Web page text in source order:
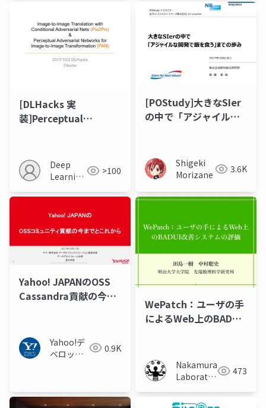
[DLHacks 実
装]Perceptual
to-Image
Transformation
Deep
Learning
>100
[POStudy]大きなSIer
の中で「アジャイルな
Shigeki
Morizane
3.6K
Yahoo! JAPANのOSS
Cassandra貢献の今ま
Yahoo!デ
ベロッパ
0.9K
WePatch：ユーザの手
によるWeb上のBADUI
Nakamura
Laboratory
University)
473